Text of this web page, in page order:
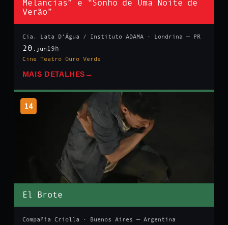
Melancias” e “Sonho de Uma Noite de
Verão”
Cia. Lata D’Água / Instituto ADAMA · Londrina — PR
20 .jun 19h
Cine Teatro Ouro Verde
MAIS DETALHES →
14
El Brote
Compañía Criolla · Buenos Aires — Argentina